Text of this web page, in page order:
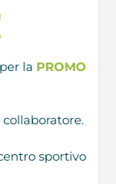
la PROMO
sportivo